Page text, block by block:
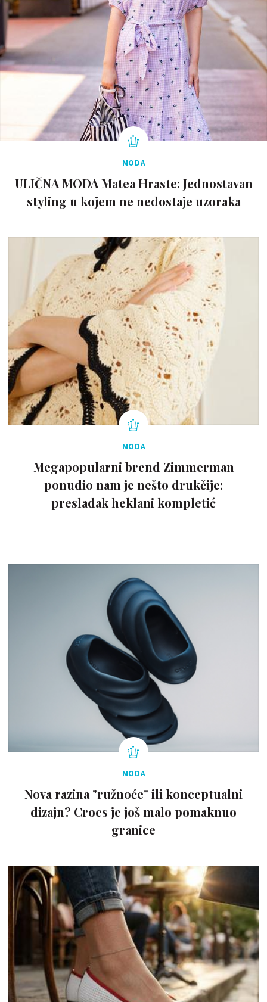
MODA
ULIČNA MODA Matea Hraste: Jednostavan
styling u kojem ne nedostaje uzoraka
MODA
Megapopularni brend Zimmerman
ponudio nam je nešto drukčije:
presladak heklani kompletić
MODA
Nova razina "ružnoće" ili konceptualni
dizajn? Crocs je još malo pomaknuo
granice